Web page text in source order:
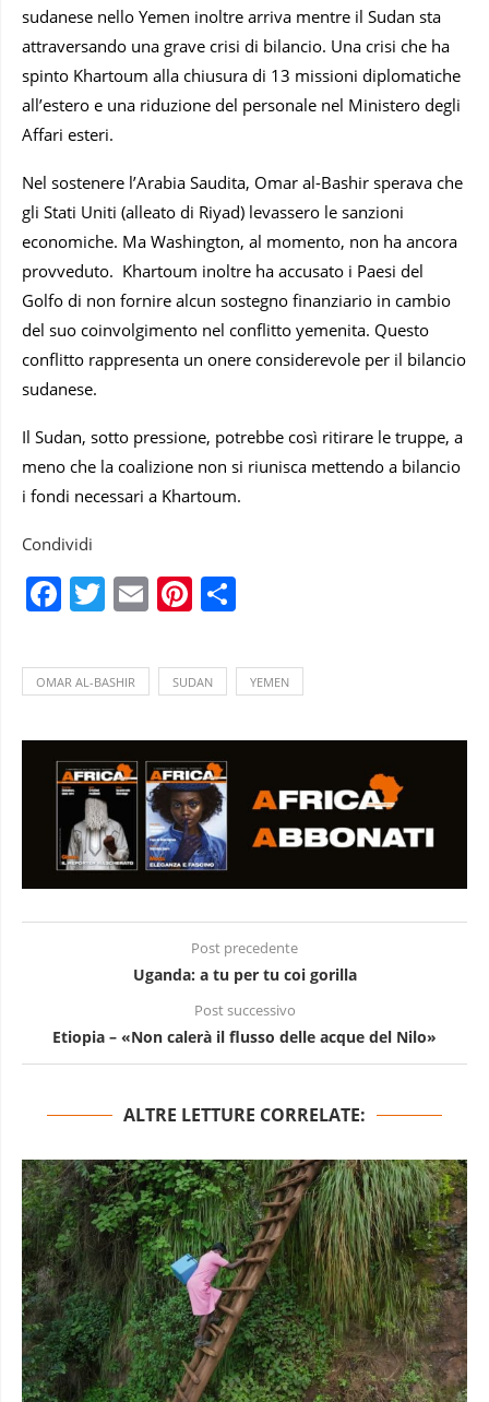
sudanese nello Yemen inoltre arriva mentre il Sudan sta
attraversando una grave crisi di bilancio. Una crisi che ha
spinto Khartoum alla chiusura di 13 missioni diplomatiche
all’estero e una riduzione del personale nel Ministero degli
Affari esteri.
Nel sostenere l’Arabia Saudita, Omar al-Bashir sperava che
gli Stati Uniti (alleato di Riyad) levassero le sanzioni
economiche. Ma Washington, al momento, non ha ancora
provveduto. Khartoum inoltre ha accusato i Paesi del
Golfo di non fornire alcun sostegno finanziario in cambio
del suo coinvolgimento nel conflitto yemenita. Questo
conflitto rappresenta un onere considerevole per il bilancio
sudanese.
Il Sudan, sotto pressione, potrebbe così ritirare le truppe, a
meno che la coalizione non si riunisca mettendo a bilancio
i fondi necessari a Khartoum.
Condividi
Facebook
Twitter
EmailPinterest
OMAR AL-BASHIR SUDAN YEMEN
Post precedente
Uganda: a tu per tu coi gorilla
Post successivo
Etiopia – «Non calerà il flusso delle acque del Nilo»
ALTRE LETTURE CORRELATE: